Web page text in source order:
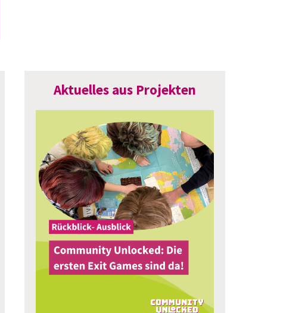
Aktuelles aus Projekten